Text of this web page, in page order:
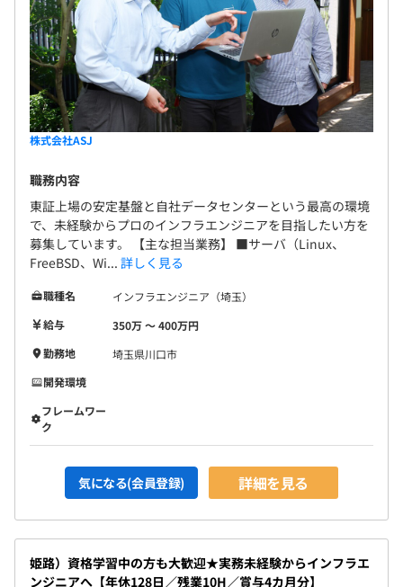
株式会社ASJ
職務内容
東証上場の安定基盤と自社データセンターという最高の環境
で、未経験からプロのインフラエンジニアを目指したい方を
募集しています。 【主な担当業務】 ■サーバ（Linux、
FreeBSD、Wi... 詳しく見る
職種名
インフラエンジニア（埼玉）
給与
350万 〜 400万円
勤務地
埼玉県川口市
開発環境
フレームワー
ク
気になる(会員登録) 詳細を見る
姫路）資格学習中の方も大歓迎★実務未経験からインフラエ
ンジニアへ【年休128日／残業10H／賞与4カ月分】